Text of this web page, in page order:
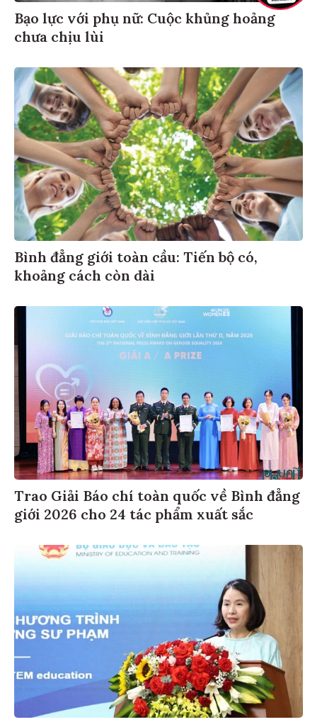
Bạo lực với phụ nữ: Cuộc khủng hoảng
chưa chịu lùi
Bình đẳng giới toàn cầu: Tiến bộ có,
khoảng cách còn dài
Trao Giải Báo chí toàn quốc về Bình đẳng
giới 2026 cho 24 tác phẩm xuất sắc